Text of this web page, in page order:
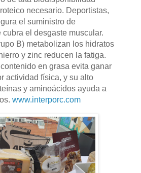
necesario. Deportistas,
el suministro de
el desgaste muscular.
B) metabolizan los hidratos
y zinc reducen la fatiga.
en grasa evita ganar
actividad física, y su alto
y aminoácidos ayuda a
www.interporc.com